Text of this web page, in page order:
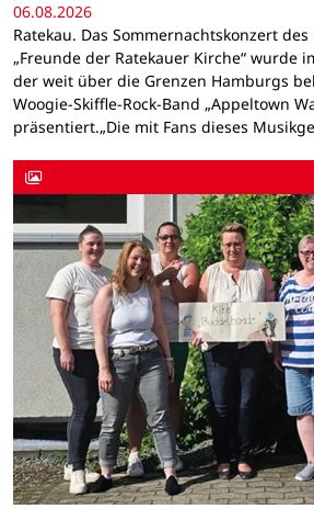
06.08.2026
Ratekau. Das Sommernachtskonzert
„Freunde der Ratekauer Kirche“ wurde
der weit über die Grenzen Hamburgs
Woogie-Skiffle-Rock-Band „Appeltown
präsentiert.„Die mit Fans dieses